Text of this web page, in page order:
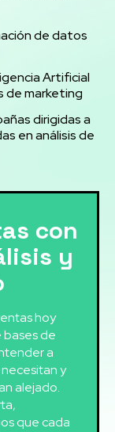
de datos
Artificial
de marketing
dirigidas a
en análisis de
con
y
hoy
bases de
a
y
alejado.
que cada